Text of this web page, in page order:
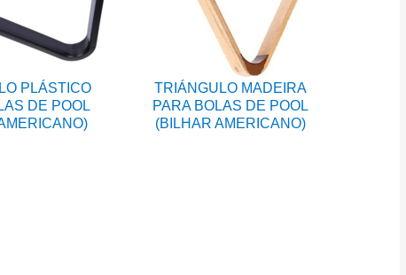
PLÁSTICO
DE POOL
TRIÁNGULO MADEIRA
PARA BOLAS DE POOL
(BILHAR AMERICANO)